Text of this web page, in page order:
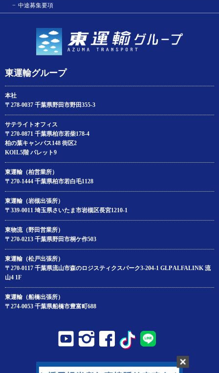
東運輸グループ
本社
〒278-0037 千葉県野田市野田355-3
サテライトオフィス
〒270-0871 千葉県柏市若柴178‐4
柏の葉キャンパス148 街区2
KOIL5階 パレット9
東運輸（柏営業所）
〒270-1444 千葉県柏市若白毛1128
東運輸（岩槻出張所）
〒339-0011 埼玉県さいたま市岩槻区長宮1210-1
東物流（野田営業所）
〒270-0213 千葉県野田市桐ケ作503
東運輸（松戸出張所）
〒270-0117 千葉県流山市森のロジスティクスパーク3-204‐1 GLP ALFALINK 流
山4 1F
東運輸（船橋出張所）
〒274-0053 千葉県船橋市豊富町688
中途募集要項